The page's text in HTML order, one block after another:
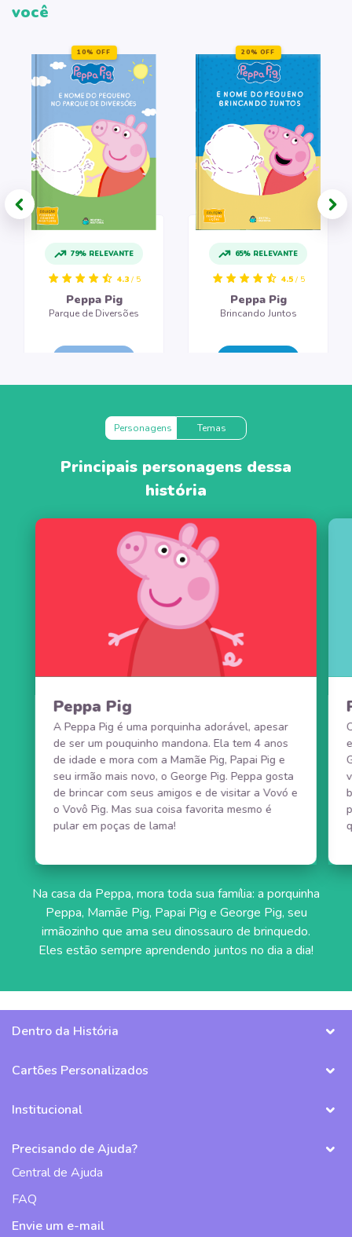
você
79% RELEVANTE
4.3 / 5
Peppa Pig
Parque de Diversões
10% OFF
65% RELEVANTE
4.5 / 5
Peppa Pig
Brincando Juntos
20% OFF
Personagens Temas
Principais personagens dessa
história
Peppa Pig
A Peppa Pig é uma porquinha adorável, apesar
de ser um pouquinho mandona. Ela tem 4 anos
de idade e mora com a Mamãe Pig, Papai Pig e
seu irmão mais novo, o George Pig. Peppa gosta
de brincar com seus amigos e de visitar a Vovó e
o Vovô Pig. Mas sua coisa favorita mesmo é
pular em poças de lama!
Na casa da Peppa, mora toda sua família: a porquinha
Peppa, Mamãe Pig, Papai Pig e George Pig, seu
irmãozinho que ama seu dinossauro de brinquedo.
Eles estão sempre aprendendo juntos no dia a dia!
Dentro da História
Cartões Personalizados
Institucional
Precisando de Ajuda?
Central de Ajuda
FAQ
Envie um e-mail